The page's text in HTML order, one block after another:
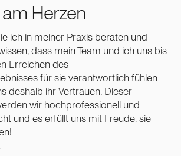
Herzen
ich in meiner Praxis beraten und
dass mein Team und ich uns bis
Erreichen des
für sie verantwortlich fühlen
deshalb ihr Vertrauen. Dieser
wir hochprofessionell und
und es erfüllt uns mit Freude, sie